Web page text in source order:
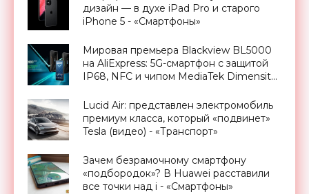
дизайн — в духе iPad Pro и старого
iPhone 5 - «Смартфоны»
Мировая премьера Blackview BL5000
на AliExpress: 5G-смартфон с защитой
IP68, NFC и чипом MediaTek Dimensity
Lucid Air: представлен электромобиль
премиум класса, который «подвинет»
Tesla (видео) - «Транспорт»
Зачем безрамочному смартфону
«подбородок»? В Huawei расставили
все точки над i - «Смартфоны»